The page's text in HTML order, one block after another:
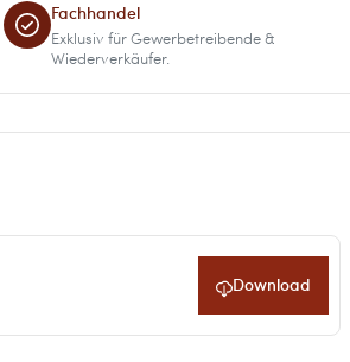
Fachhandel
Exklusiv für Gewerbetreibende &
Wiederverkäufer.
Download